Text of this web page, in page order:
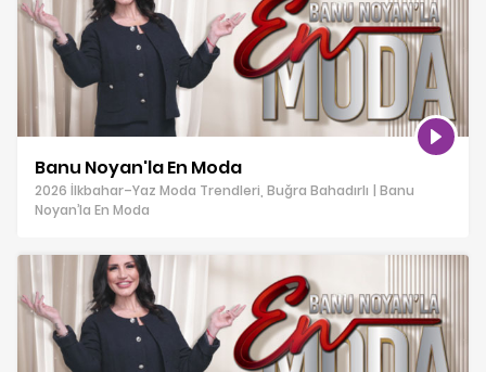
Banu Noyan'la En Moda
2026 İlkbahar–Yaz Moda Trendleri, Buğra Bahadırlı | Banu
Noyan’la En Moda